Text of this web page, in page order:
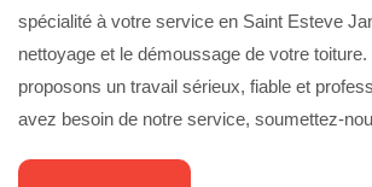
spécialité à votre service en Saint Esteve
nettoyage et le démoussage de votre
proposons un travail sérieux, fiable et
avez besoin de notre service, soumettez-